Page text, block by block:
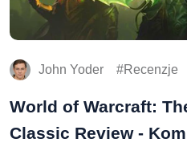
John Yoder Recenzje
World of Warcraft:
Classic Review -